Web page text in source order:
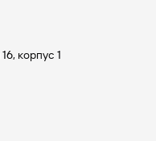
корпус 1